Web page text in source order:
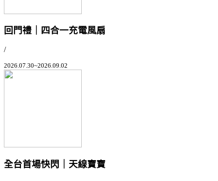
回門禮｜四合一充電風扇
/
2026.07.30~2026.09.02
全台首場快閃｜天線寶寶